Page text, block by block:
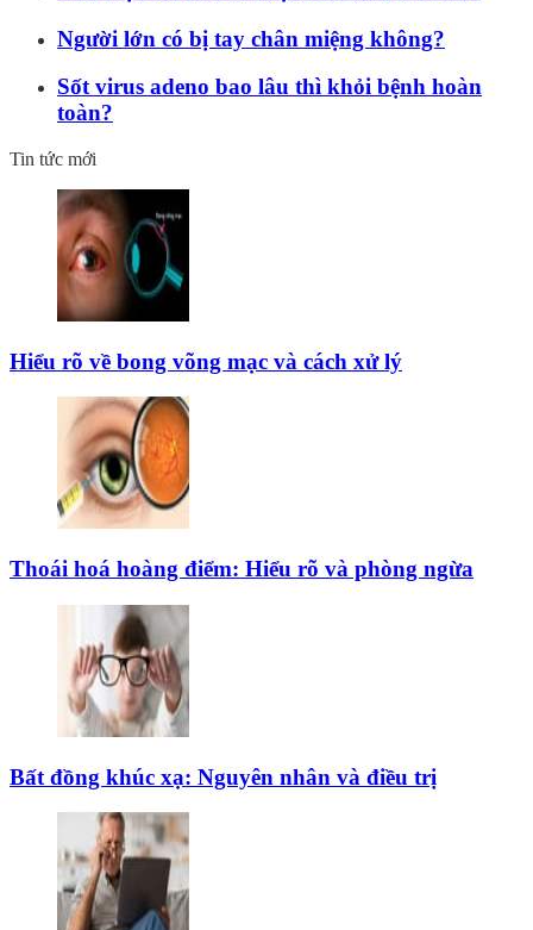
Người lớn có bị tay chân miệng không?
Sốt virus adeno bao lâu thì khỏi bệnh hoàn
toàn?
Tin tức mới
Hiểu rõ về bong võng mạc và cách xử lý
Thoái hoá hoàng điểm: Hiểu rõ và phòng ngừa
Bất đồng khúc xạ: Nguyên nhân và điều trị